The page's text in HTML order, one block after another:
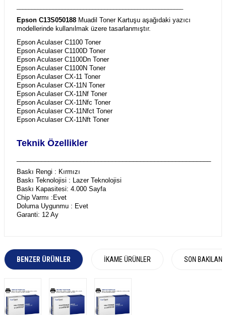
Epson C13S050188 Muadil Toner Kartuşu aşağıdaki yazıcı
modellerinde kullanılmak üzere tasarlanmıştır.
Epson Aculaser C1100 Toner
Epson Aculaser C1100D Toner
Epson Aculaser C1100Dn Toner
Epson Aculaser C1100N Toner
Epson Aculaser CX-11 Toner
Epson Aculaser CX-11N Toner
Epson Aculaser CX-11Nf Toner
Epson Aculaser CX-11Nfc Toner
Epson Aculaser CX-11Nfct Toner
Epson Aculaser CX-11Nft Toner
Teknik Özellikler
Baskı Rengi : Kırmızı
Baskı Teknolojisi : Lazer Teknolojisi
Baskı Kapasitesi: 4.000 Sayfa
Chip Varmı :Evet
Doluma Uygunmu : Evet
Garanti: 12 Ay
BENZER ÜRÜNLER İKAME ÜRÜNLER SON